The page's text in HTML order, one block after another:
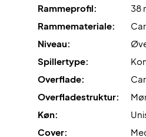
"vektorernes" tykkelse er øget.
vibrationsdæmpningen,
Total Channeler den nye
Air React Channel
er den
broen, som sikrer maksimal
Rammeprofil:
38
Rammemateriale:
Niveau:
Spillertype:
Overflade:
Overfladestruktur:
Køn:
Cover: